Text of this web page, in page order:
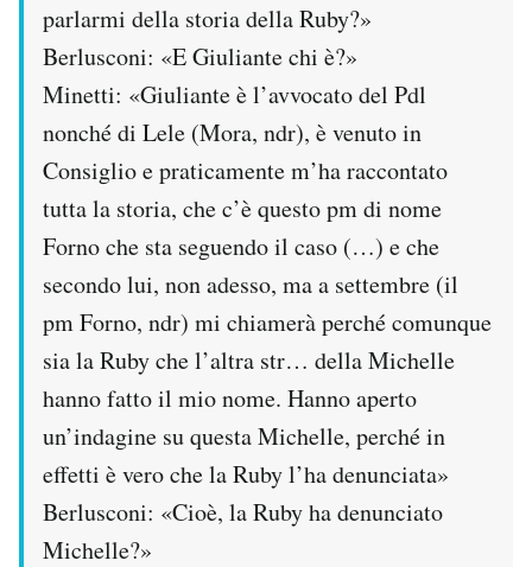
parlarmi della storia della Ruby?»
Berlusconi: «E Giuliante chi è?»
Minetti: «Giuliante è l’avvocato del Pdl
nonché di Lele (Mora, ndr), è venuto in
Consiglio e praticamente m’ha raccontato
tutta la storia, che c’è questo pm di nome
Forno che sta seguendo il caso (…) e che
secondo lui, non adesso, ma a settembre (il
pm Forno, ndr) mi chiamerà perché comunque
sia la Ruby che l’altra str… della Michelle
hanno fatto il mio nome. Hanno aperto
un’indagine su questa Michelle, perché in
effetti è vero che la Ruby l’ha denunciata»
Berlusconi: «Cioè, la Ruby ha denunciato
Michelle?»